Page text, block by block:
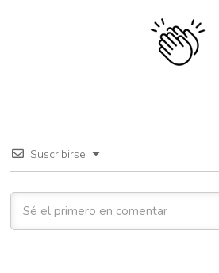
Suscribirse